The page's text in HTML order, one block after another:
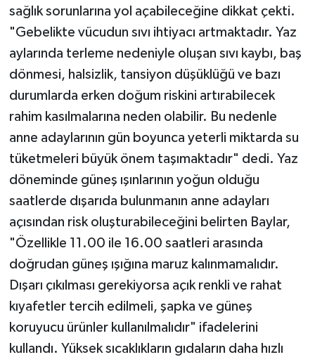
sağlık sorunlarına yol açabileceğine dikkat çekti.
"Gebelikte vücudun sıvı ihtiyacı artmaktadır. Yaz
aylarında terleme nedeniyle oluşan sıvı kaybı, baş
dönmesi, halsizlik, tansiyon düşüklüğü ve bazı
durumlarda erken doğum riskini artırabilecek
rahim kasılmalarına neden olabilir. Bu nedenle
anne adaylarının gün boyunca yeterli miktarda su
tüketmeleri büyük önem taşımaktadır" dedi. Yaz
döneminde güneş ışınlarının yoğun olduğu
saatlerde dışarıda bulunmanın anne adayları
açısından risk oluşturabileceğini belirten Baylar,
"Özellikle 11.00 ile 16.00 saatleri arasında
doğrudan güneş ışığına maruz kalınmamalıdır.
Dışarı çıkılması gerekiyorsa açık renkli ve rahat
kıyafetler tercih edilmeli, şapka ve güneş
koruyucu ürünler kullanılmalıdır" ifadelerini
kullandı. Yüksek sıcaklıkların gıdaların daha hızlı